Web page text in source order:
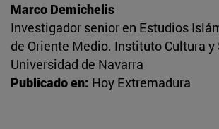
Marco Demichelis
Investigador senior en Estudios
de Oriente Medio. Instituto Cultura y
Universidad de Navarra
Publicado en: Hoy Extremadura